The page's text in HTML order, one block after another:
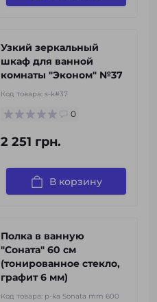
Узкий зеркальный
шкаф для ванной
комнаты "Эконом" №37
Код товара: s-k#37
0
2 251 грн.
В корзину
Полка в ванную
"Соната" 60 см
(тонированное стекло,
графит 6 мм)
Код товара: p-ka Sonata mm 600